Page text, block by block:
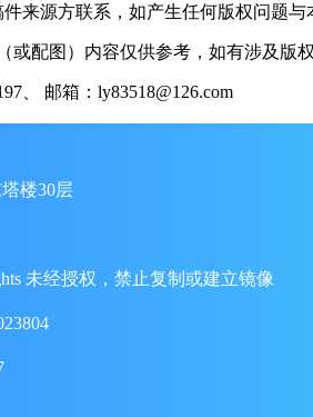
来源方联系，如产生任何版权问题与
配图）内容仅供参考，如有涉及版
、 邮箱：ly83518@126.com
楼30层
未经授权，禁止复制或建立镜像